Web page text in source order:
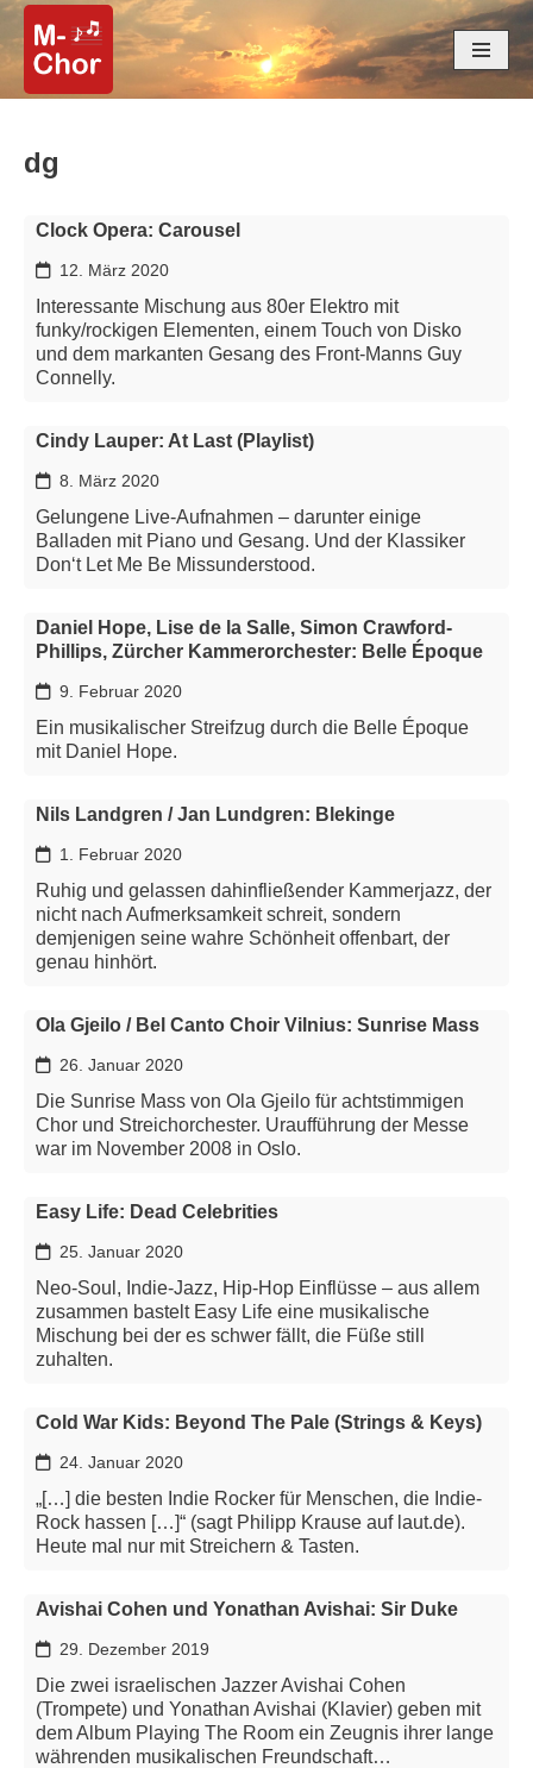
Zum
Inhalt
dg
Clock Opera: Carousel
12. März 2020
Interessante Mischung aus 80er Elektro mit
funky/rockigen Elementen, einem Touch von Disko
und dem markanten Gesang des Front-Manns Guy
Connelly.
Cindy Lauper: At Last (Playlist)
8. März 2020
Gelungene Live-Aufnahmen – darunter einige
Balladen mit Piano und Gesang. Und der Klassiker
Don‘t Let Me Be Missunderstood.
Daniel Hope, Lise de la Salle, Simon Crawford-
Phillips, Zürcher Kammerorchester: Belle Époque
9. Februar 2020
Ein musikalischer Streifzug durch die Belle Époque
mit Daniel Hope.
Nils Landgren / Jan Lundgren: Blekinge
1. Februar 2020
Ruhig und gelassen dahinfließender Kammerjazz, der
nicht nach Aufmerksamkeit schreit, sondern
demjenigen seine wahre Schönheit offenbart, der
genau hinhört.
Ola Gjeilo / Bel Canto Choir Vilnius: Sunrise Mass
26. Januar 2020
Die Sunrise Mass von Ola Gjeilo für achtstimmigen
Chor und Streichorchester. Uraufführung der Messe
war im November 2008 in Oslo.
Easy Life: Dead Celebrities​
25. Januar 2020
Neo-Soul, Indie-Jazz, Hip-Hop Einflüsse – aus allem
zusammen bastelt Easy Life eine musikalische
Mischung bei der es schwer fällt, die Füße still
zuhalten.
Cold War Kids: Beyond The Pale (Strings & Keys)
24. Januar 2020
„[…] die besten Indie Rocker für Menschen, die Indie-
Rock hassen […]“ (sagt Philipp Krause auf laut.de).
Heute mal nur mit Streichern & Tasten.
Avishai Cohen und Yonathan Avishai: Sir Duke
29. Dezember 2019
Die zwei israelischen Jazzer Avishai Cohen
(Trompete) und Yonathan Avishai (Klavier) geben mit
dem Album Playing The Room ein Zeugnis ihrer lange
währenden musikalischen Freundschaft…